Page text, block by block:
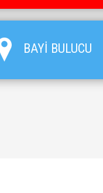
BAYİ BULUCU